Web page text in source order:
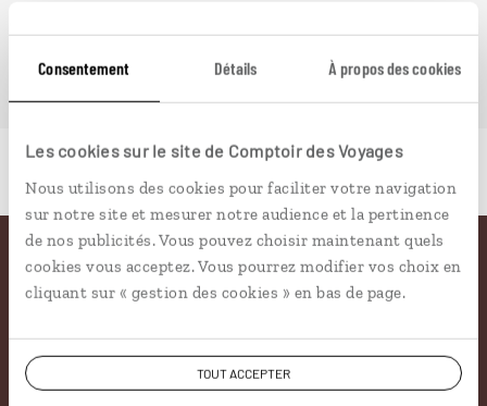
Consentement Détails À propos des cookies
Les cookies sur le site de Comptoir des Voyages
Nous utilisons des cookies pour faciliter votre navigation
sur notre site et mesurer notre audience et la pertinence
de nos publicités. Vous pouvez choisir maintenant quels
cookies vous acceptez. Vous pourrez modifier vos choix en
cliquant sur « gestion des cookies » en bas de page.
TOUT ACCEPTER
Pourquoi voyager avec
nous
Soyons honnête, nous ne sommes pas les seuls